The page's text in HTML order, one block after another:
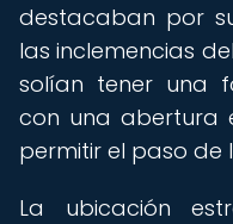
destacaban por
las inclemencias
solían tener una
con una abertura
permitir el paso de
La ubicación